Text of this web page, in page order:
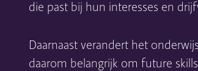
die past bij hun interesses en
Daarnaast verandert het
daarom belangrijk om future